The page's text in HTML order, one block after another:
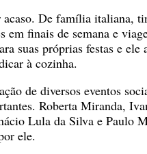
De família italiana,
em finais de semana e
suas próprias festas e ele
à cozinha.
de diversos eventos
Roberta Miranda,
Lula da Silva e Paulo
ele.